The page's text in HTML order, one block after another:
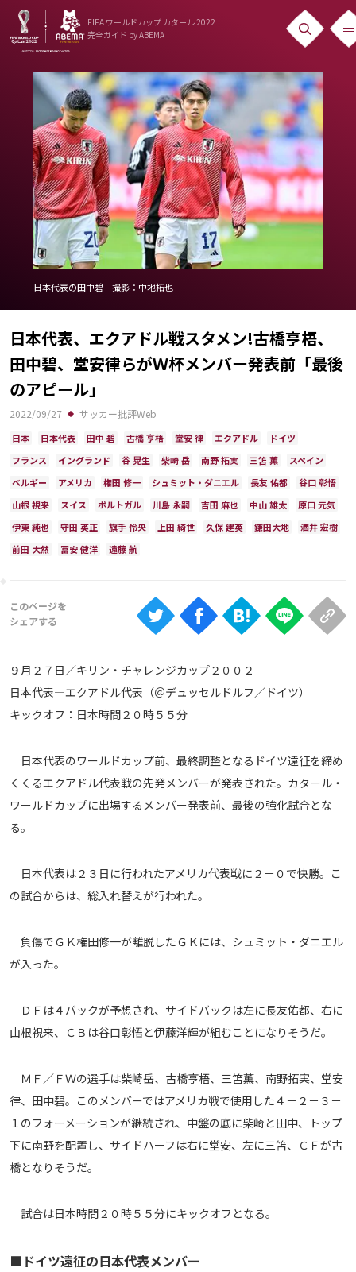
FIFA ワールドカップ カタール 2022
完全ガイド by ABEMA
ニュース
News
出場国
Teams
日本代表
Team Japan
日程・結果
ランキング
Ranking
大会について
視聴方法
iOS Apps
Web
プライバシーポリシー
お問い合わせ
Share
日本代表の田中碧 撮影：中地拓也
日本代表、エクアドル戦スタメン!古橋亨梧、
田中碧、堂安律らがＷ杯メンバー発表前「最後
のアピール」
2022/09/27 サッカー批評Web
日本 日本代表 田中 碧 古橋 亨梧 堂安 律 エクアドル
ドイツ
フランス
イングランド 谷 晃生 柴崎 岳 南野 拓実 三笘 薫
スペイン
ベルギー
アメリカ 権田 修一 シュミット・ダニエル 長友 佑都
谷口 彰悟
山根 視来
スイス ポルトガル 川島 永嗣 吉田 麻也 中山 雄太
原口 元気
伊東 純也
守田 英正 旗手 怜央 上田 綺世 久保 建英 鎌田大地
酒井 宏樹
前田 大然
冨安 健洋 遠藤 航
９月２７日／キリン・チャレンジカップ２００２
日本代表―エクアドル代表（＠デュッセルドルフ／ドイツ）
キックオフ：日本時間２０時５５分
日本代表のワールドカップ前、最終調整となるドイツ遠征を締め
くくるエクアドル代表戦の先発メンバーが発表された。カタール・
ワールドカップに出場するメンバー発表前、最後の強化試合とな
る。
日本代表は２３日に行われたアメリカ代表戦に２－０で快勝。こ
の試合からは、総入れ替えが行われた。
負傷でＧＫ権田修一が離脱したＧＫには、シュミット・ダニエル
が入った。
ＤＦは４バックが予想され、サイドバックは左に長友佑都、右に
山根視来、ＣＢは谷口彰悟と伊藤洋輝が組むことになりそうだ。
ＭＦ／ＦＷの選手は柴崎岳、古橋亨梧、三笘薫、南野拓実、堂安
律、田中碧。このメンバーではアメリカ戦で使用した４－２－３－
１のフォーメーションが継続され、中盤の底に柴崎と田中、トップ
下に南野を配置し、サイドハーフは右に堂安、左に三笘、ＣＦが古
橋となりそうだ。
試合は日本時間２０時５５分にキックオフとなる。
■ドイツ遠征の日本代表メンバー